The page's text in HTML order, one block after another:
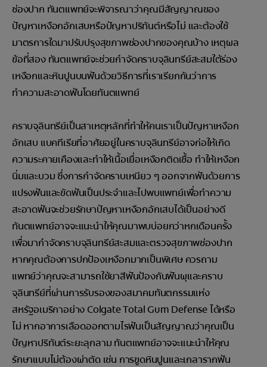
ช่องปาก ทันตแพทย์จะพิจารณาว่าคุณมีสัญญาณของ
ปัญหาเหงือกอักเสบหรือปัญหาปริทันต์หรือไม่ และต้องใช้
มาตรการใดมาปรับปรุงสุขภาพช่องปากของคุณบ้าง เหตุผล
ข้อที่สอง ทันตแพทย์จะช่วยกำจัดคราบจุลินทรีย์สะสมใต้ร่อง
เหงือกและหินปูนบนฟันด้วยวิธีการที่เราเรียกกันว่าการ
ทำความสะอาดฟันโดยทันตแพทย์
คราบจุลินทรีย์เป็นสาเหตุหลักที่ทำให้คนเราเป็นปัญหาเหงือก
อักเสบ แบคทีเรียที่อาศัยอยู่ในคราบจุลินทรีย์อาจก่อให้เกิด
ความระคายเคืองและทำให้เนื้อเยื่อเหงือกติดเชื้อ ทำให้เหงือก
นิ่มและบวม ซึ่งการกำจัดคราบเหนียว ๆ ออกจากฟันด้วยการ
แปรงฟันและขัดฟันเป็นประจำและไปพบแพทย์เพื่อทำความ
สะอาดฟันจะช่วยรักษาปัญหาเหงือกอักเสบได้เป็นอย่างดี
ทันตแพทย์อาจจะแนะนำให้คุณมาพบบ่อยกว่าหกเดือนครั้ง
เพื่อมากำจัดคราบจุลินทรีย์สะสมและตรวจสุขภาพช่องปาก
หากคุณต้องการปกป้องเหงือกมากเป็นพิเศษ ควรถาม
แพทย์ว่าคุณจะสามารถใช้ยาสีฟันป้องกันฟันผุและคราบ
จุลินทรีย์ที่ผ่านการรับรองของสมาคมทันตกรรมแห่ง
สหรัฐอเมริกาอย่าง Colgate Total Gum Defense ได้หรือ
ไม่ หากอาการเลือดออกตามไรฟันเป็นสัญญาณว่าคุณเป็น
ปัญหาปริทันต์ระยะลุกลาม ทันตแพทย์อาจจะแนะนำให้คุณ
รักษาแบบไม่ต้องผ่าตัด เช่น การขูดหินปูนและเกลารากฟัน